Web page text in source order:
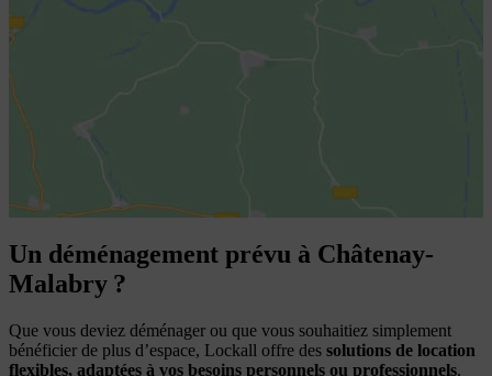
Un déménagement prévu à Châtenay-
Malabry ?
Que vous deviez déménager ou que vous souhaitiez simplement
bénéficier de plus d’espace, Lockall offre des solutions de location
flexibles, adaptées à vos besoins personnels ou professionnels.